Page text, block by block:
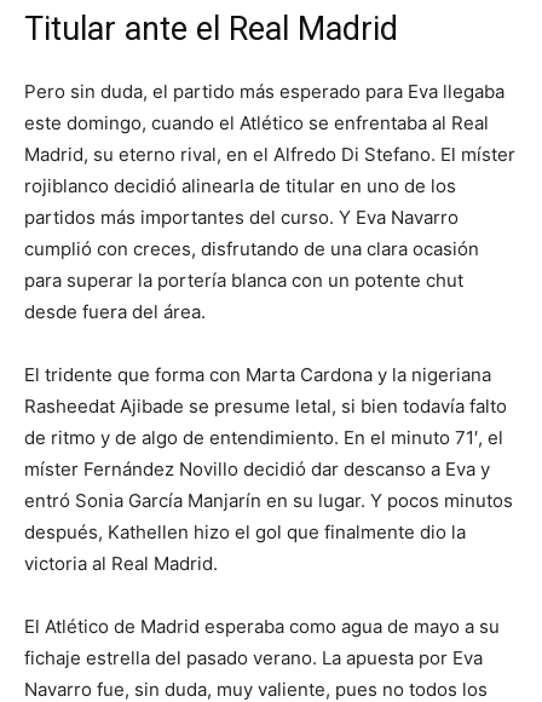
Titular ante el Real Madrid
Pero sin duda, el partido más esperado para Eva llegaba
este domingo, cuando el Atlético se enfrentaba al Real
Madrid, su eterno rival, en el Alfredo Di Stefano. El míster
rojiblanco decidió alinearla de titular en uno de los
partidos más importantes del curso. Y Eva Navarro
cumplió con creces, disfrutando de una clara ocasión
para superar la portería blanca con un potente chut
desde fuera del área.
El tridente que forma con Marta Cardona y la nigeriana
Rasheedat Ajibade se presume letal, si bien todavía falto
de ritmo y de algo de entendimiento. En el minuto 71′, el
míster Fernández Novillo decidió dar descanso a Eva y
entró Sonia García Manjarín en su lugar. Y pocos minutos
después, Kathellen hizo el gol que finalmente dio la
victoria al Real Madrid.
El Atlético de Madrid esperaba como agua de mayo a su
fichaje estrella del pasado verano. La apuesta por Eva
Navarro fue, sin duda, muy valiente, pues no todos los